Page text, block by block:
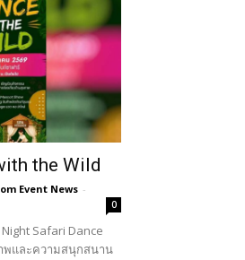
the Wild
Event News -
0
Safari Dance
พและความสนุกสนาน